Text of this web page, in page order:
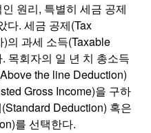
원리, 특별히 세금 공제
다. 세금 공제(Tax
의 과세 소득(Taxable
목회자의 일 년 치 총소득
the line Deduction)
Gross Income)을 구하
Deduction) 혹은
를 선택한다.